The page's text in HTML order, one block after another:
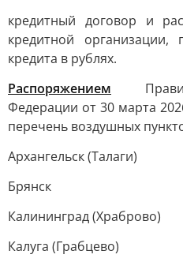
кредитный договор и
кредитной
кредита в рублях.
Распоряжением
Федерации от 30 марта
перечень воздушных
Архангельск (Талаги)
Брянск
Калининград (Храброво)
Калуга (Грабцево)